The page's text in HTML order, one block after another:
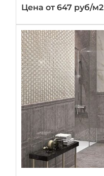
Цена от 647 руб/м2